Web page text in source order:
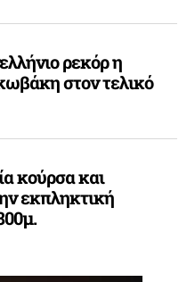
ρεκόρ η
στον τελικό
κούρσα και
εκπληκτική